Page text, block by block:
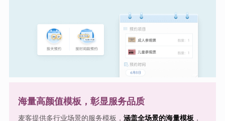
海量高颜值模板，彰显服务品质
麦客提供多行业场景的服务模板， 涵盖全场景的海量模板 ，